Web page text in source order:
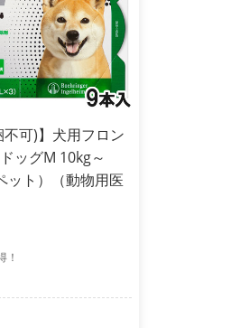
不可)】犬用フロン
ッグM 10kg～
ット）（動物用医
！